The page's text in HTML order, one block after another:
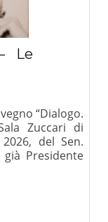
Le
“Dialogo.
Zuccari di
del Sen.
Presidente